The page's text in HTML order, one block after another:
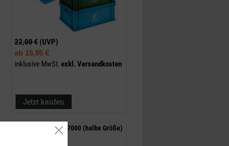
22,00 € (UVP)
ab 15,95 €
inklusive MwSt. exkl. Versandkosten
Jetzt kaufen
Einschieberost LU 7000 (halbe Größe)